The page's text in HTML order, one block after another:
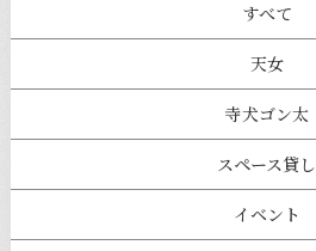
すべて
天女
寺犬ゴン太
スペース貸し
イベント